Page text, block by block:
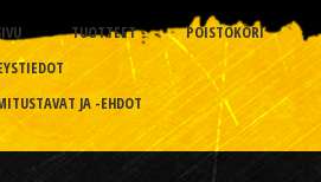
TUOTTEET
POISTOKORI
JA -EHDOT